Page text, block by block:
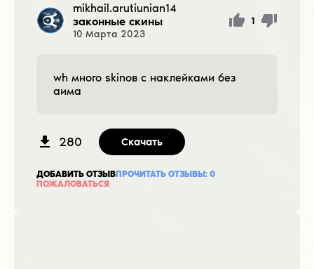
mikhail.arutiunian14
законные скины
10 Марта 2023
1
wh много skinов с наклейками без
аима
280 Скачать
ДОБАВИТЬ ОТЗЫВПРОЧИТАТЬ ОТЗЫВЫ: 0
ПОЖАЛОВАТЬСЯ